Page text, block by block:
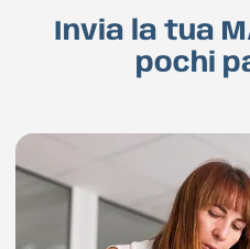
Invia la tua
pochi